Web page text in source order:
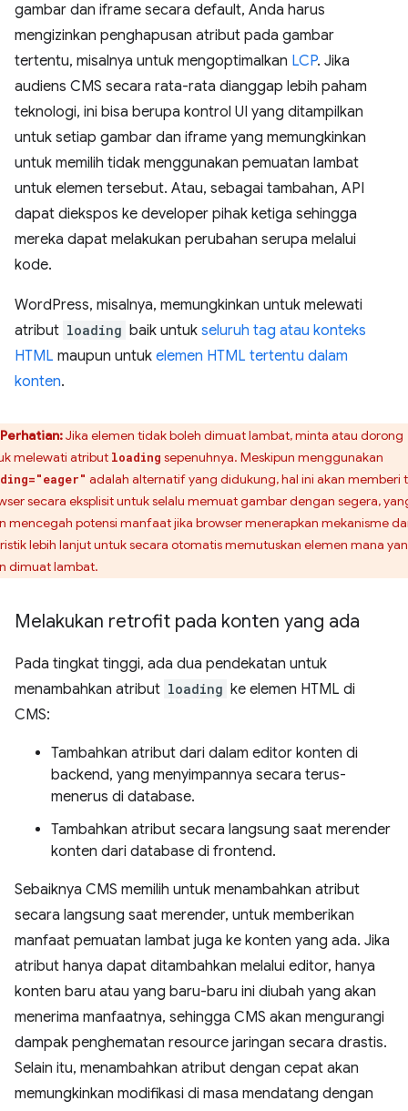
gambar dan iframe secara default, Anda harus
mengizinkan penghapusan atribut pada gambar
tertentu, misalnya untuk mengoptimalkan LCP. Jika
audiens CMS secara rata-rata dianggap lebih paham
teknologi, ini bisa berupa kontrol UI yang ditampilkan
untuk setiap gambar dan iframe yang memungkinkan
untuk memilih tidak menggunakan pemuatan lambat
untuk elemen tersebut. Atau, sebagai tambahan, API
dapat diekspos ke developer pihak ketiga sehingga
mereka dapat melakukan perubahan serupa melalui
kode.
WordPress, misalnya, memungkinkan untuk melewati
atribut loading baik untuk seluruh tag atau konteks
HTML maupun untuk elemen HTML tertentu dalam
konten.
Perhatian:Jika elemen tidak boleh dimuat lambat, minta atau dorong
melewati atribut loading sepenuhnya. Meskipun menggunakan
adalah alternatif yang didukung, hal ini akan memberi
secara eksplisit untuk selalu memuat gambar dengan segera,
mencegah potensi manfaat jika browser menerapkan mekanisme
lebih lanjut untuk secara otomatis memutuskan elemen mana
dimuat lambat.
Melakukan retrofit pada konten yang ada
Pada tingkat tinggi, ada dua pendekatan untuk
menambahkan atribut loading ke elemen HTML di
CMS:
Tambahkan atribut dari dalam editor konten di
backend, yang menyimpannya secara terus-
menerus di database.
Tambahkan atribut secara langsung saat merender
konten dari database di frontend.
Sebaiknya CMS memilih untuk menambahkan atribut
secara langsung saat merender, untuk memberikan
manfaat pemuatan lambat juga ke konten yang ada. Jika
atribut hanya dapat ditambahkan melalui editor, hanya
konten baru atau yang baru-baru ini diubah yang akan
menerima manfaatnya, sehingga CMS akan mengurangi
dampak penghematan resource jaringan secara drastis.
Selain itu, menambahkan atribut dengan cepat akan
memungkinkan modifikasi di masa mendatang dengan